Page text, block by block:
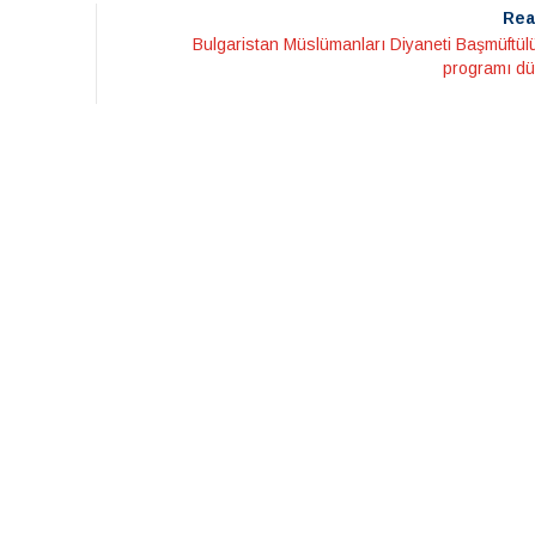
Bulgaristan Müslümanları Diyaneti
programı